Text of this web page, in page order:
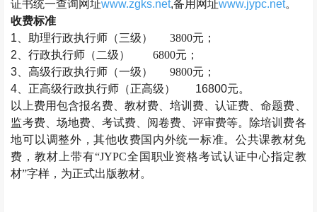
证书统一查询网址www.zgks.net,备用网址www.jypc.net。
收费标准
1、助理行政执行师 （三级）
3800元；
2、行政执行师 （二级）
6800元；
3、高级行政执行师 （一级）
9800元；
4、正高级行政执行师 （正高级）
16800元。
以上费用包含报名费、教材费、培训费、认证费、命题费、
监考费、场地费、考试费、阅卷费、评审费等。除培训费各
地可以调整外，其他收费国内外统一标准。公共课教材免
费，教材上带有“JYPC全国职业资格考试认证中心指定教
材”字样，为正式出版教材。